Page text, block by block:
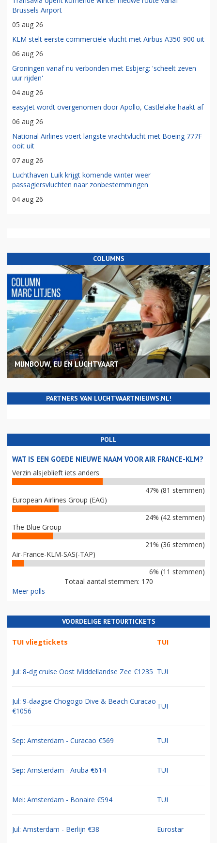
Brussels Airport
05 aug 26
KLM stelt eerste commerciële vlucht met Airbus A350-900 uit
06 aug 26
Groningen vanaf nu verbonden met Esbjerg: 'scheelt zeven
uur rijden'
04 aug 26
easyJet wordt overgenomen door Apollo, Castlelake haakt af
06 aug 26
National Airlines voert langste vrachtvlucht met Boeing 777F
ooit uit
07 aug 26
Luchthaven Luik krijgt komende winter weer
passagiersvluchten naar zonbestemmingen
04 aug 26
COLUMNS
MIJNBOUW, EU EN LUCHTVAART
PARTNERS VAN LUCHTVAARTNIEUWS.NL!
POLL
WAT IS EEN GOEDE NIEUWE NAAM VOOR AIR FRANCE-KLM?
Verzin alsjeblieft iets anders
47% (81 stemmen)
European Airlines Group (EAG)
24% (42 stemmen)
The Blue Group
21% (36 stemmen)
Air-France-KLM-SAS(-TAP)
6% (11 stemmen)
Totaal aantal stemmen: 170
Meer polls
VOORDELIGE RETOURTICKETS
TUI vliegtickets TUI
Jul: 8-dg cruise Oost Middellandse Zee €1235 TUI
Jul: 9-daagse Chogogo Dive & Beach Curacao
€1056
TUI
Sep: Amsterdam - Curacao €569 TUI
Sep: Amsterdam - Aruba €614 TUI
Mei: Amsterdam - Bonaire €594 TUI
Jul: Amsterdam - Berlijn €38 Eurostar